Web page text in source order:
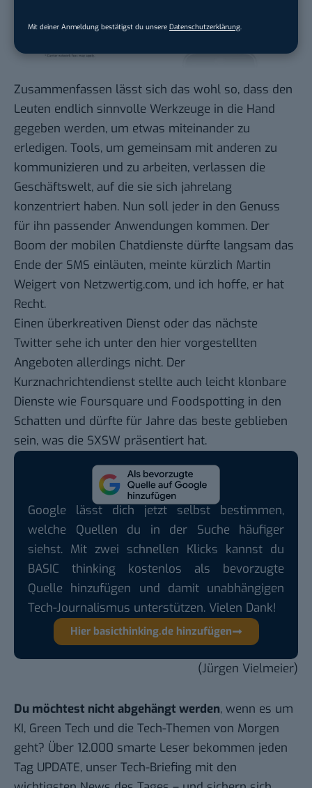
Mit deiner Anmeldung bestätigst du unsere Datenschutzerklärung.
Zusammenfassen lässt sich das wohl so, dass den
Leuten endlich sinnvolle Werkzeuge in die Hand
gegeben werden, um etwas miteinander zu
erledigen. Tools, um gemeinsam mit anderen zu
kommunizieren und zu arbeiten, verlassen die
Geschäftswelt, auf die sie sich jahrelang
konzentriert haben. Nun soll jeder in den Genuss
für ihn passender Anwendungen kommen. Der
Boom der mobilen Chatdienste dürfte langsam das
Ende der SMS einläuten, meinte kürzlich Martin
Weigert von Netzwertig.com, und ich hoffe, er hat
Recht.
Einen überkreativen Dienst oder das nächste
Twitter sehe ich unter den hier vorgestellten
Angeboten allerdings nicht. Der
Kurznachrichtendienst stellte auch leicht klonbare
Dienste wie Foursquare und Foodspotting in den
Schatten und dürfte für Jahre das beste geblieben
sein, was die SXSW präsentiert hat.
Google lässt dich jetzt selbst bestimmen,
welche Quellen du in der Suche häufiger
siehst. Mit zwei schnellen Klicks kannst du
BASIC thinking kostenlos als bevorzugte
Quelle hinzufügen und damit unabhängigen
Tech-Journalismus unterstützen. Vielen Dank!
Hier basicthinking.de hinzufügen
(Jürgen Vielmeier)
Du möchtest nicht abgehängt werden, wenn es um
KI, Green Tech und die Tech-Themen von Morgen
geht? Über 12.000 smarte Leser bekommen jeden
Tag UPDATE, unser Tech-Briefing mit den